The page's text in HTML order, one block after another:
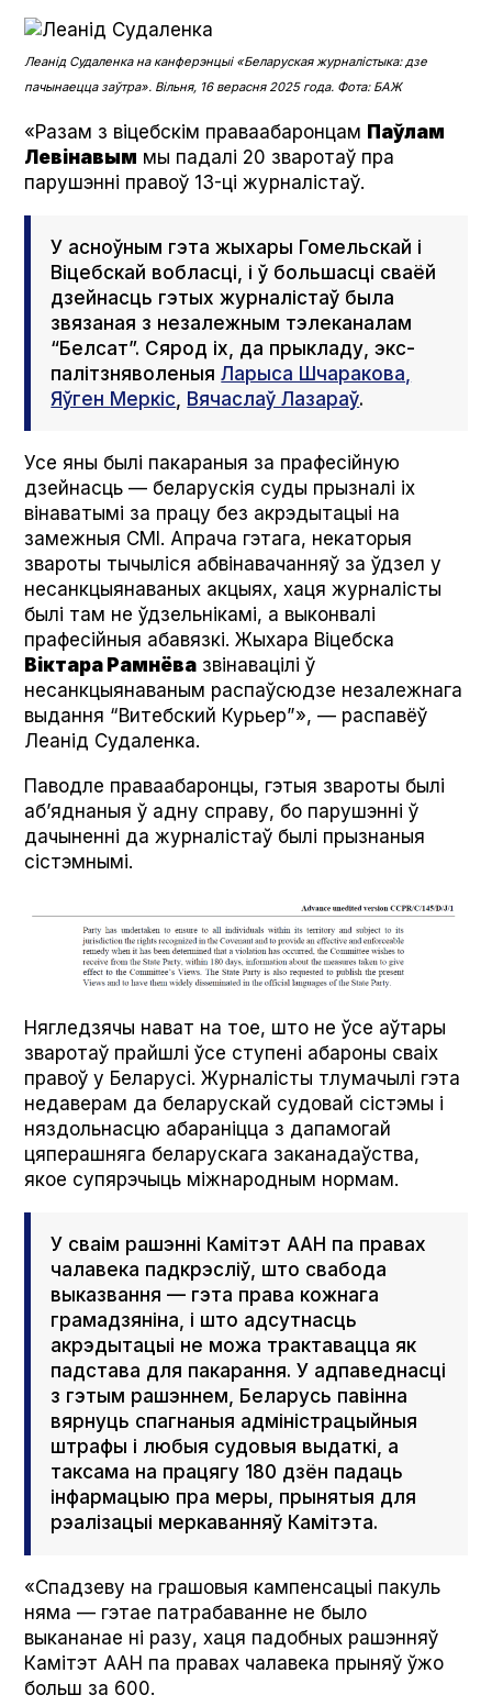
Леанід Судаленка на канферэнцыі «Беларуская журналістыка: дзе
пачынаецца заўтра». Вільня, 16 верасня 2025 года. Фота: БАЖ
«Разам з віцебскім праваабаронцам Паўлам
Левінавым мы падалі 20 зваротаў пра
парушэнні правоў 13-ці журналістаў.
У асноўным гэта жыхары Гомельскай і
Віцебскай вобласці, і ў большасці сваёй
дзейнасць гэтых журналістаў была
звязаная з незалежным тэлеканалам
“Белсат”. Сярод іх, да прыкладу, экс-
палітзняволеныяЛарыса Шчаракова,
Яўген Меркіс Вячаслаў Лазараў.
Усе яны былі пакараныя за прафесійную
дзейнасць — беларускія суды прызналі іх
вінаватымі за працу без акрэдытацыі на
замежныя СМІ. Апрача гэтага, некаторыя
звароты тычыліся абвінавачанняў за ўдзел у
несанкцыянаваных акцыях, хаця журналісты
былі там не ўдзельнікамі, а выконвалі
прафесійныя абавязкі. Жыхара Віцебска
Віктара Рамнёва звінавацілі ў
несанкцыянаваным распаўсюдзе незалежнага
выдання “Витебский Курьер”», — распавёў
Леанід Судаленка.
Паводле праваабаронцы, гэтыя звароты былі
аб’яднаныя ў адну справу, бо парушэнні ў
дачыненні да журналістаў былі прызнаныя
сістэмнымі.
Нягледзячы нават на тое, што не ўсе аўтары
зваротаў прайшлі ўсе ступені абароны сваіх
правоў у Беларусі. Журналісты тлумачылі гэта
недаверам да беларускай судовай сістэмы і
няздольнасцю абараніцца з дапамогай
цяперашняга беларускага заканадаўства,
якое супярэчыць міжнародным нормам.
У сваім рашэнні Камітэт ААН па правах
чалавека падкрэсліў, што свабода
выказвання — гэта права кожнага
грамадзяніна, і што адсутнасць
акрэдытацыі не можа трактавацца як
падстава для пакарання. У адпаведнасці
з гэтым рашэннем, Беларусь павінна
вярнуць спагнаныя адміністрацыйныя
штрафы і любыя судовыя выдаткі, а
таксама на працягу 180 дзён падаць
інфармацыю пра меры, прынятыя для
рэалізацыі меркаванняў Камітэта.
«Спадзеву на грашовыя кампенсацыі пакуль
няма — гэтае патрабаванне не было
выкананае ні разу, хаця падобных рашэнняў
Камітэт ААН па правах чалавека прыняў ўжо
больш за 600.